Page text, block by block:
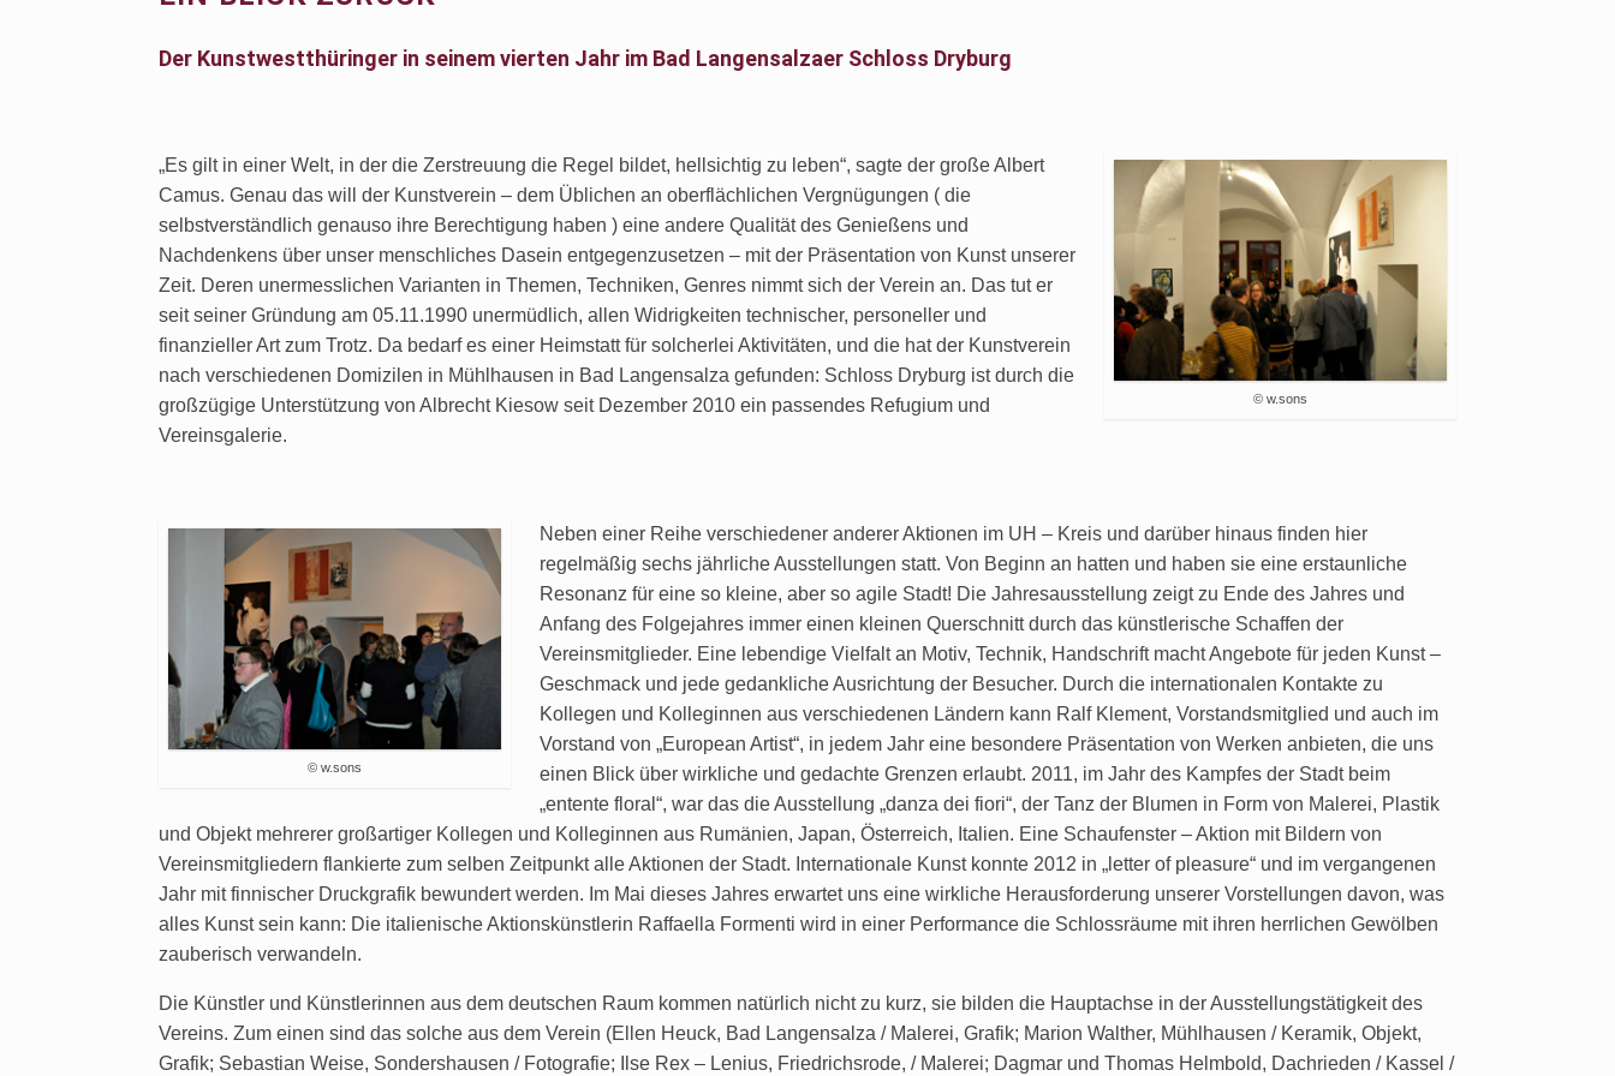
Der Kunstwestthüringer in seinem vierten Jahr im Bad Langensalzaer Schloss Dryburg
© w.sons
„Es gilt in einer Welt, in der die Zerstreuung die Regel bildet, hellsichtig zu leben“, sagte der große Albert
Camus. Genau das will der Kunstverein – dem Üblichen an oberflächlichen Vergnügungen ( die
selbstverständlich genauso ihre Berechtigung haben ) eine andere Qualität des Genießens und
Nachdenkens über unser menschliches Dasein entgegenzusetzen – mit der Präsentation von Kunst unserer
Zeit. Deren unermesslichen Varianten in Themen, Techniken, Genres nimmt sich der Verein an. Das tut er
seit seiner Gründung am 05.11.1990 unermüdlich, allen Widrigkeiten technischer, personeller und
finanzieller Art zum Trotz. Da bedarf es einer Heimstatt für solcherlei Aktivitäten, und die hat der Kunstverein
nach verschiedenen Domizilen in Mühlhausen in Bad Langensalza gefunden: Schloss Dryburg ist durch die
großzügige Unterstützung von Albrecht Kiesow seit Dezember 2010 ein passendes Refugium und
Vereinsgalerie.
© w.sons
Neben einer Reihe verschiedener anderer Aktionen im UH – Kreis und darüber hinaus finden hier
regelmäßig sechs jährliche Ausstellungen statt. Von Beginn an hatten und haben sie eine erstaunliche
Resonanz für eine so kleine, aber so agile Stadt! Die Jahresausstellung zeigt zu Ende des Jahres und
Anfang des Folgejahres immer einen kleinen Querschnitt durch das künstlerische Schaffen der
Vereinsmitglieder. Eine lebendige Vielfalt an Motiv, Technik, Handschrift macht Angebote für jeden Kunst –
Geschmack und jede gedankliche Ausrichtung der Besucher. Durch die internationalen Kontakte zu
Kollegen und Kolleginnen aus verschiedenen Ländern kann Ralf Klement, Vorstandsmitglied und auch im
Vorstand von „European Artist“, in jedem Jahr eine besondere Präsentation von Werken anbieten, die uns
einen Blick über wirkliche und gedachte Grenzen erlaubt. 2011, im Jahr des Kampfes der Stadt beim
„entente floral“, war das die Ausstellung „danza dei fiori“, der Tanz der Blumen in Form von Malerei, Plastik
und Objekt mehrerer großartiger Kollegen und Kolleginnen aus Rumänien, Japan, Österreich, Italien. Eine Schaufenster – Aktion mit Bildern von
Vereinsmitgliedern flankierte zum selben Zeitpunkt alle Aktionen der Stadt. Internationale Kunst konnte 2012 in „letter of pleasure“ und im vergangenen
Jahr mit finnischer Druckgrafik bewundert werden. Im Mai dieses Jahres erwartet uns eine wirkliche Herausforderung unserer Vorstellungen davon, was
alles Kunst sein kann: Die italienische Aktionskünstlerin Raffaella Formenti wird in einer Performance die Schlossräume mit ihren herrlichen Gewölben
zauberisch verwandeln.
Die Künstler und Künstlerinnen aus dem deutschen Raum kommen natürlich nicht zu kurz, sie bilden die Hauptachse in der Ausstellungstätigkeit des
Vereins. Zum einen sind das solche aus dem Verein (Ellen Heuck, Bad Langensalza / Malerei, Grafik; Marion Walther, Mühlhausen / Keramik, Objekt,
Grafik; Sebastian Weise, Sondershausen / Fotografie; Ilse Rex – Lenius, Friedrichsrode, / Malerei; Dagmar und Thomas Helmbold, Dachrieden / Kassel /